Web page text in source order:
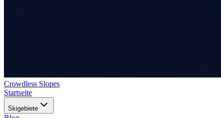
Crowdless Slopes
Startseite
Skigebiete